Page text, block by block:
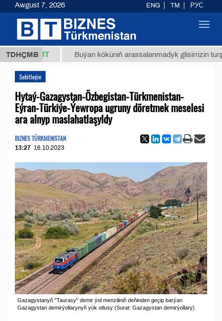
TDHÇMB
ТМТ Buýan köküniň arassalanmadyk glisirrizin turşusy (t.)
Sebitleýin
Hytaý-Gazagystan-Özbegistan-Türkmenistan-
Eýran-Türkiýe-Ýewropa ugruny döretmek meselesi
ara alnyp maslahatlaşyldy
BIZNES TÜRKMENISTAN
13:27 16.10.2023
Gazagystanyň "Taurasy" demir ýol menziliniň deňinden geçip barýan
Gazagystan demirýollarynyň yük otlusy (Surat: Gazagystan demirýollary)
Awgust 7, 2026 ENG TM РУС